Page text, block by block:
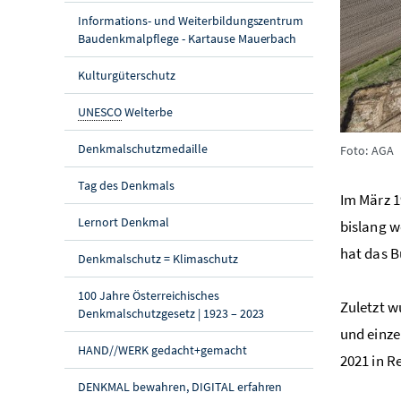
Informations- und Weiterbildungszentrum
Baudenkmalpflege - Kartause Mauerbach
Kulturgüterschutz
UNESCOWelterbe
Denkmalschutzmedaille
Tag des Denkmals
Lernort Denkmal
Denkmalschutz = Klimaschutz
100 Jahre Österreichisches
Denkmalschutzgesetz | 1923 – 2023
HAND//WERK gedacht+gemacht
DENKMAL bewahren, DIGITAL erfahren
Foto: AGA
Im März
bislang
hat das
Zuletzt
und
2021 in